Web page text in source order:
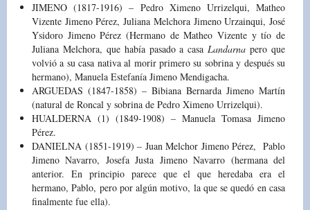
JIMENO (1817-1916) – Pedro Ximeno Urrizelqui, Matheo
Vizente Jimeno Pérez, Juliana Melchora Jimeno Urzainqui, José
Ysidoro Jimeno Pérez (Hermano de Matheo Vizente y tío de
Juliana Melchora, que había pasado a casaLandarna pero que
volvió a su casa nativa al morir primero su sobrina y después su
hermano), Manuela Estefanía Jimeno Mendigacha.
ARGUEDAS (1847-1858) – Bibiana Bernarda Jimeno Martín
(natural de Roncal y sobrina de Pedro Ximeno Urrizelqui).
HUALDERNA (1) (1849-1908) – Manuela Tomasa Jimeno
Pérez.
DANIELNA (1851-1919) – Juan Melchor Jimeno Pérez, Pablo
Jimeno Navarro, Josefa Justa Jimeno Navarro (hermana del
anterior. En principio parece que el que heredaba era el
hermano, Pablo, pero por algún motivo, la que se quedó en casa
finalmente fue ella).